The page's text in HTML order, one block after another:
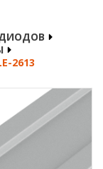
2613